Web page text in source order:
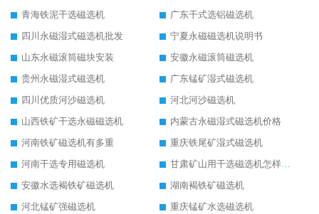
青海铁泥干选磁选机
广东干式选铝磁选机
四川永磁湿式磁选机批发
宁夏永磁磁选机说明书
山东永磁滚筒磁块安装
安徽永磁滚筒磁选机
贵州永磁湿式磁选机
广东锰矿湿式磁选机
四川优质河沙磁选机
河北河沙磁选机
山西铁矿干选永磁磁选机
内蒙古永磁湿式磁选机价格
河南铁矿磁选机有多重
重庆铁尾矿湿式磁选机
河南干选专用磁选机
甘肃矿山用干选磁选机怎样调磁
安徽水选褐铁矿磁选机
湖南褐铁矿磁选机
河北锰矿强磁选机
重庆锰矿水选磁选机